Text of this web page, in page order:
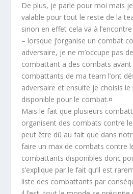
De plus, je parle pour moi mais
valable pour tout le reste de la
sinon en effet cela va à
– lorsque j’organise un combat
adversaire, je ne m’occupe pas
combattant a des combats avant
combattants de ma team l’ont
adversaire et ensuite je choisis
disponible pour le combat.¤
Mais le fait que plusieurs
organisent des combats contre
peut être dû au fait que dans
faire un max de combats contre
combattants disponibles donc
s’explique par le fait qu’il est
liste des combattants par